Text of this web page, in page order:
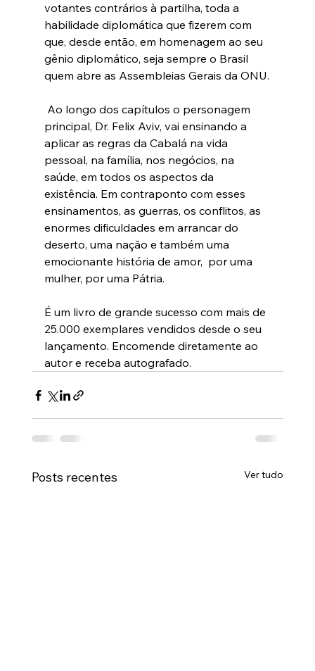
votantes contrários à partilha, toda a
habilidade diplomática que fizerem com
que, desde então, em homenagem ao seu
gênio diplomático, seja sempre o Brasil
quem abre as Assembleias Gerais da ONU.
principal, Dr. Felix Aviv, vai ensinando a
aplicar as regras da Cabalá na vida
pessoal, na família, nos negócios, na
saúde, em todos os aspectos da
existência. Em contraponto com esses
ensinamentos, as guerras, os conflitos, as
enormes dificuldades em arrancar do
deserto, uma nação e também uma
emocionante história de amor,  por uma
mulher, por uma Pátria.
É um livro de grande sucesso com mais de
25.000 exemplares vendidos desde o seu
lançamento. Encomende diretamente ao
autor e receba autografado.
Posts recentes Ver tudo